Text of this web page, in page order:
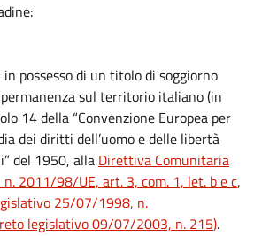
possesso di un titolo di soggiorno
sul territorio italiano (in
14 della “Convenzione Europea per
dei diritti dell’uomo e delle libertà
del 1950, alla Direttiva Comunitaria
2011/98/UE, art. 3, com. 1, let. b e c,
25/07/1998, n.
legislativo 09/07/2003, n. 215).